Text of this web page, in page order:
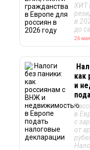
ХИТ
в
до
26
как
и
в
с
от